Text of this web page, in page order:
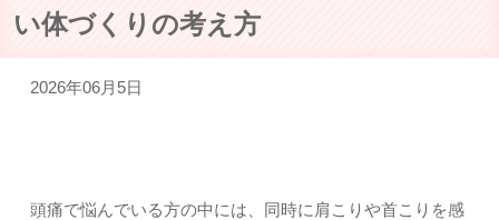
い体づくりの考え方
2026年06月5日
頭痛で悩んでいる方の中には、同時に肩こりや首こりを感